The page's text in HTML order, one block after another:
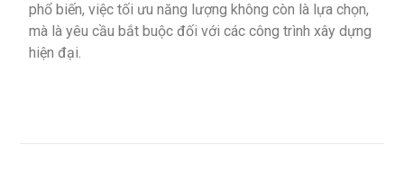
phổ biến, việc tối ưu năng lượng không còn là lựa chọn,
mà là yêu cầu bắt buộc đối với các công trình xây dựng
hiện đại.